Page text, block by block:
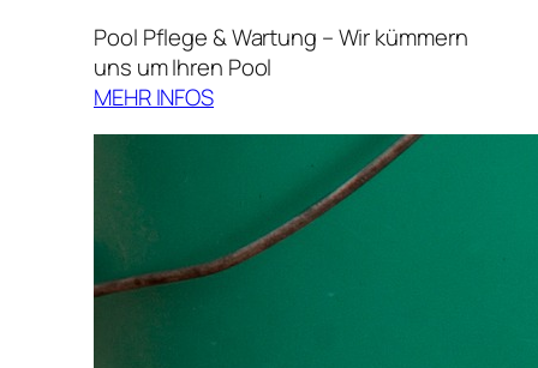
Pool Pflege & Wartung – Wir kümmern
uns um Ihren Pool
MEHR INFOS